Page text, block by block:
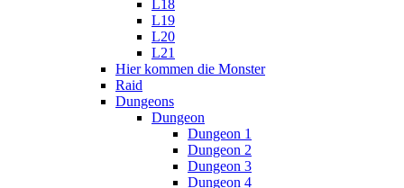
L18
L19
L20
L21
Hier kommen die Monster
Raid
Dungeons
Dungeon
Dungeon 1
Dungeon 2
Dungeon 3
Dungeon 4